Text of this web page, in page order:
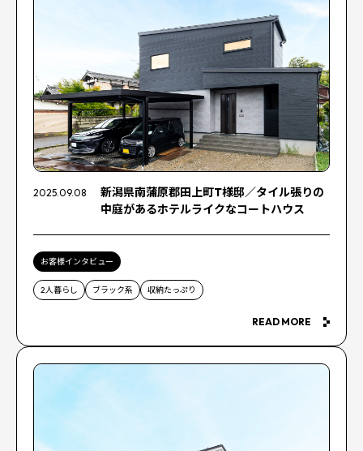
2025.09.08
新潟県南蒲原郡田上町T様邸／タイル張りの
中庭があるホテルライクなコートハウス
お客様インタビュー
2人暮らし ブラック系 収納たっぷり
READ MORE